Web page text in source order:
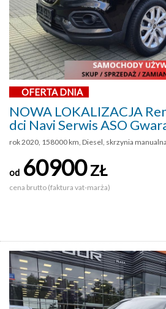
OFERTA DNIA
NOWA LOKALIZACJA
dci Navi Serwis ASO
rok 2020, 158000 km, Diesel, skrzynia manualna
od 60900ZŁ
cena brutto (faktura vat-marża)